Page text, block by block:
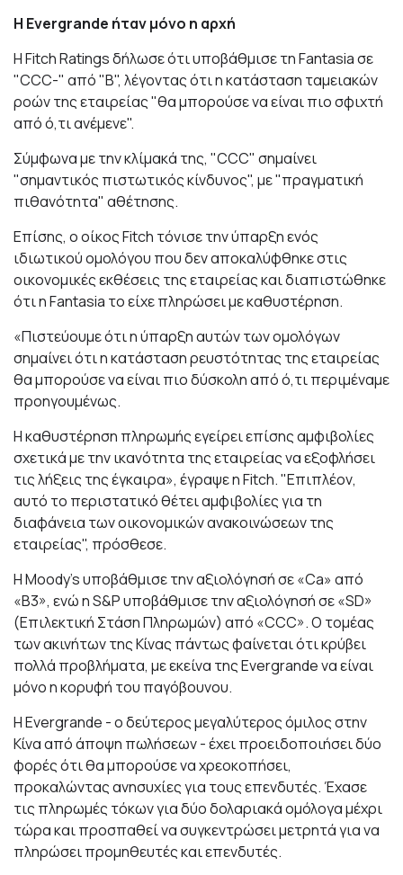
Η Evergrande ήταν μόνο η αρχή
Η Fitch Ratings δήλωσε ότι υποβάθμισε τη Fantasia σε
"CCC-" από "B", λέγοντας ότι η κατάσταση ταμειακών
ροών της εταιρείας "θα μπορούσε να είναι πιο σφιχτή
από ό,τι ανέμενε".
Σύμφωνα με την κλίμακά της, "CCC" σημαίνει
"σημαντικός πιστωτικός κίνδυνος", με "πραγματική
πιθανότητα" αθέτησης.
Επίσης, ο οίκος Fitch τόνισε την ύπαρξη ενός
ιδιωτικού ομολόγου που δεν αποκαλύφθηκε στις
οικονομικές εκθέσεις της εταιρείας και διαπιστώθηκε
ότι η Fantasia το είχε πληρώσει με καθυστέρηση.
«Πιστεύουμε ότι η ύπαρξη αυτών των ομολόγων
σημαίνει ότι η κατάσταση ρευστότητας της εταιρείας
θα μπορούσε να είναι πιο δύσκολη από ό,τι περιμέναμε
προηγουμένως.
Η καθυστέρηση πληρωμής εγείρει επίσης αμφιβολίες
σχετικά με την ικανότητα της εταιρείας να εξοφλήσει
τις λήξεις της έγκαιρα», έγραψε η Fitch. "Επιπλέον,
αυτό το περιστατικό θέτει αμφιβολίες για τη
διαφάνεια των οικονομικών ανακοινώσεων της
εταιρείας", πρόσθεσε.
H Moody's υποβάθμισε την αξιολόγησή σε «Ca» από
«B3», ενώ η S&P υποβάθμισε την αξιολόγησή σε «SD»
(Επιλεκτική Στάση Πληρωμών) από «CCC». Ο τομέας
των ακινήτων της Κίνας πάντως φαίνεται ότι κρύβει
πολλά προβλήματα, με εκείνα της Evergrande να είναι
μόνο η κορυφή του παγόβουνου.
Η Evergrande - ο δεύτερος μεγαλύτερος όμιλος στην
Κίνα από άποψη πωλήσεων - έχει προειδοποιήσει δύο
φορές ότι θα μπορούσε να χρεοκοπήσει,
προκαλώντας ανησυχίες για τους επενδυτές. Έχασε
τις πληρωμές τόκων για δύο δολαριακά ομόλογα μέχρι
τώρα και προσπαθεί να συγκεντρώσει μετρητά για να
πληρώσει προμηθευτές και επενδυτές.